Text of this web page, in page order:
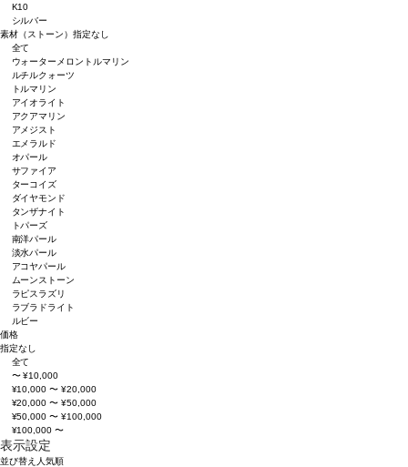
K10
シルバー
素材（ストーン） 指定なし
全て
ウォーターメロントルマリン
ルチルクォーツ
トルマリン
アイオライト
アクアマリン
アメジスト
エメラルド
オパール
サファイア
ターコイズ
ダイヤモンド
タンザナイト
トパーズ
南洋パール
淡水パール
アコヤパール
ムーンストーン
ラピスラズリ
ラブラドライト
ルビー
価格
指定なし
全て
〜 ¥10,000
¥10,000 〜 ¥20,000
¥20,000 〜 ¥50,000
¥50,000 〜 ¥100,000
¥100,000 〜
表示設定
並び替え 人気順